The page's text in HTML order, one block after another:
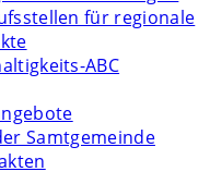
für regionale
ABC
Samtgemeinde